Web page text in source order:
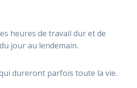
heures de travail dur et de
jour au lendemain.
dureront parfois toute la vie.